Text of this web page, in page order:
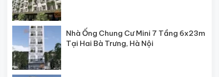
Nhà Ống Chung Cư Mini 7 Tầng 6x23m
Tại Hai Bà Trưng, Hà Nội